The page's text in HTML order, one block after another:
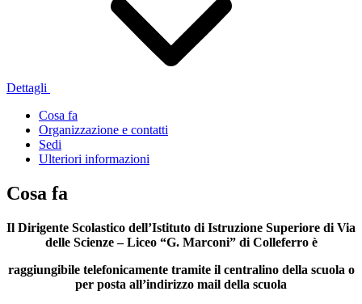
Dettagli
Cosa fa
Organizzazione e contatti
Sedi
Ulteriori informazioni
Cosa fa
Il Dirigente Scolastico dell’Istituto di Istruzione Superiore di Via
delle Scienze – Liceo “G. Marconi” di Colleferro è
raggiungibile telefonicamente tramite il centralino della scuola o
per posta all’indirizzo mail della scuola